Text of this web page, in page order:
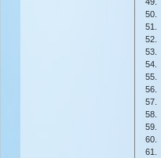
50.
51.
52.
53.
54.
55.
56.
57.
58.
59.
60.
61.